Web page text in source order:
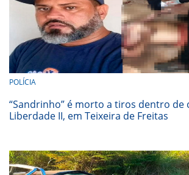
POLÍCIA
“Sandrinho” é morto a tiros dentro de
Liberdade II, em Teixeira de Freitas